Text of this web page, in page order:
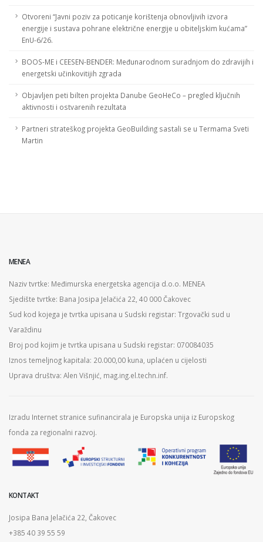
Otvoreni “Javni poziv za poticanje korištenja obnovljivih izvora
energije i sustava pohrane električne energije u obiteljskim kućama”
EnU-6/26.
BOOS-ME i CEESEN-BENDER: Međunarodnom suradnjom do zdravijih i
energetski učinkovitijih zgrada
Objavljen peti bilten projekta Danube GeoHeCo – pregled ključnih
aktivnosti i ostvarenih rezultata
Partneri strateškog projekta GeoBuilding sastali se u Termama Sveti
Martin
MENEA
Naziv tvrtke: Međimurska energetska agencija d.o.o. MENEA
Sjedište tvrtke: Bana Josipa Jelačića 22, 40 000 Čakovec
Sud kod kojega je tvrtka upisana u Sudski registar: Trgovački sud u
Varaždinu
Broj pod kojim je tvrtka upisana u Sudski registar: 070084035
Iznos temeljnog kapitala: 20.000,00 kuna, uplaćen u cijelosti
Uprava društva: Alen Višnjić, mag.ing.el.techn.inf.
Izradu Internet stranice sufinancirala je Europska unija iz Europskog
fonda za regionalni razvoj.
KONTAKT
Josipa Bana Jelačića 22, Čakovec
+385 40 39 55 59